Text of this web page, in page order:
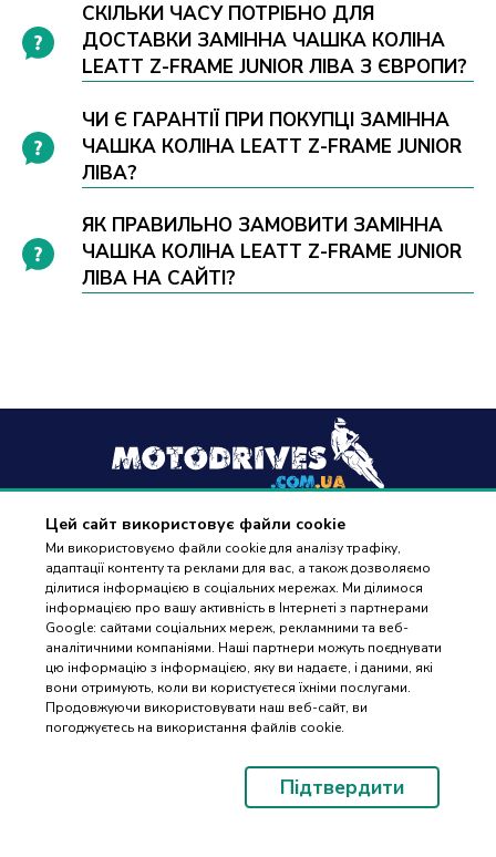
Цей сайт використовує файли cookie
Ми використовуємо файли cookie для аналізу трафіку,
адаптації контенту та реклами для вас, а також дозволяємо
ділитися інформацією в соціальних мережах. Ми ділимося
інформацією про вашу активність в Інтернеті з партнерами
Google: сайтами соціальних мереж, рекламними та веб-
аналітичними компаніями. Наші партнери можуть поєднувати
цю інформацію з інформацією, яку ви надаєте, і даними, які
вони отримують, коли ви користуєтеся їхніми послугами.
Продовжуючи використовувати наш веб-сайт, ви
погоджуєтесь на використання файлів cookie.
Підтвердити
СКІЛЬКИ ЧАСУ ПОТРІБНО ДЛЯ
ДОСТАВКИ ЗАМІННА ЧАШКА КОЛІНА
LEATT Z-FRAME JUNIOR ЛІВА З ЄВРОПИ?
ЧИ Є ГАРАНТІЇ ПРИ ПОКУПЦІ ЗАМІННА
ЧАШКА КОЛІНА LEATT Z-FRAME JUNIOR
ЛІВА?
ЯК ПРАВИЛЬНО ЗАМОВИТИ ЗАМІННА
ЧАШКА КОЛІНА LEATT Z-FRAME JUNIOR
ЛІВА НА САЙТІ?
+38(096) 488 77 88
дзвінки приймаються в робочі дні з 9:00 до 18:00
Оплата та доставка
Контакти
ПІДБІР
ЗАПЧАСТИН